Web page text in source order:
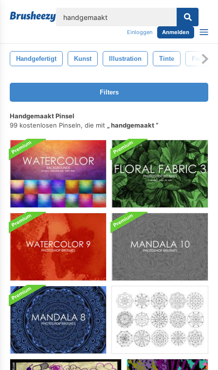
Einloggen Anmelden
Handgefertigt Kunst Illustration Tinte Farbe
Filters
Handgemaakt Pinsel
99 kostenlosen Pinseln, die mit
handgemaakt